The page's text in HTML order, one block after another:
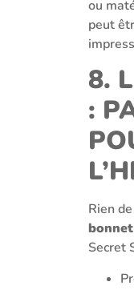
ou
peut
8.
:
Rien
Secret